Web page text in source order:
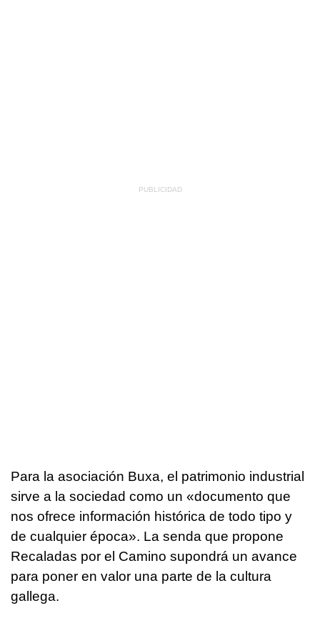
Para la asociación Buxa, el patrimonio industrial
sirve a la sociedad como un «documento que
nos ofrece información histórica de todo tipo y
de cualquier época». La senda que propone
Recaladas por el Camino supondrá un avance
para poner en valor una parte de la cultura
gallega.